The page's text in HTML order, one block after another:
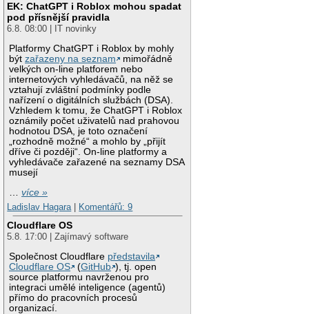
EK: ChatGPT i Roblox mohou spadat
pod přísnější pravidla
6.8. 08:00 | IT novinky
Platformy ChatGPT i Roblox by mohly
býtzařazeny na seznam
mimořádně
velkých on-line platforem nebo
internetových vyhledávačů, na něž se
vztahují zvláštní podmínky podle
nařízení o digitálních službách (DSA).
Vzhledem k tomu, že ChatGPT i Roblox
oznámily počet uživatelů nad prahovou
hodnotou DSA, je toto označení
„rozhodně možné“ a mohlo by „přijít
dříve či později“. On-line platformy a
vyhledávače zařazené na seznamy DSA
musejí
…více »
Ladislav Hagara| Komentářů: 9
Cloudflare OS
5.8. 17:00 | Zajímavý software
Společnost Cloudflare představila
Cloudflare OS
(GitHub ), tj. open
source platformu navrženou pro
integraci umělé inteligence (agentů)
přímo do pracovních procesů
organizací.